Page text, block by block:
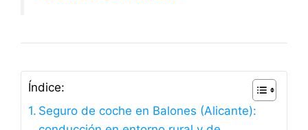
Índice:
Seguro de coche en Balones (Alicante):